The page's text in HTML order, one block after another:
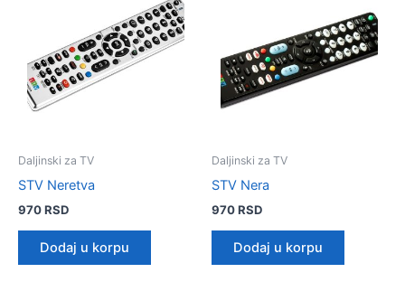
Daljinski za TV
STV Neretva
970RSD
Dodaj u korpu
Daljinski za TV
STV Nera
970RSD
Dodaj u korpu